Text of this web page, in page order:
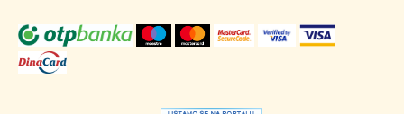
Torta klasici
Dostava robe
Autorska prava
Novosti
Posao